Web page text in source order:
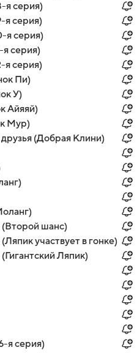
я серия)
я серия)
я серия)
серия)
я серия)
Пи)
У)
Айяяй)
Мур)
(Добрая Клини)
(Второй шанс)
участвует в гонке)
Ляпик)
я серия)